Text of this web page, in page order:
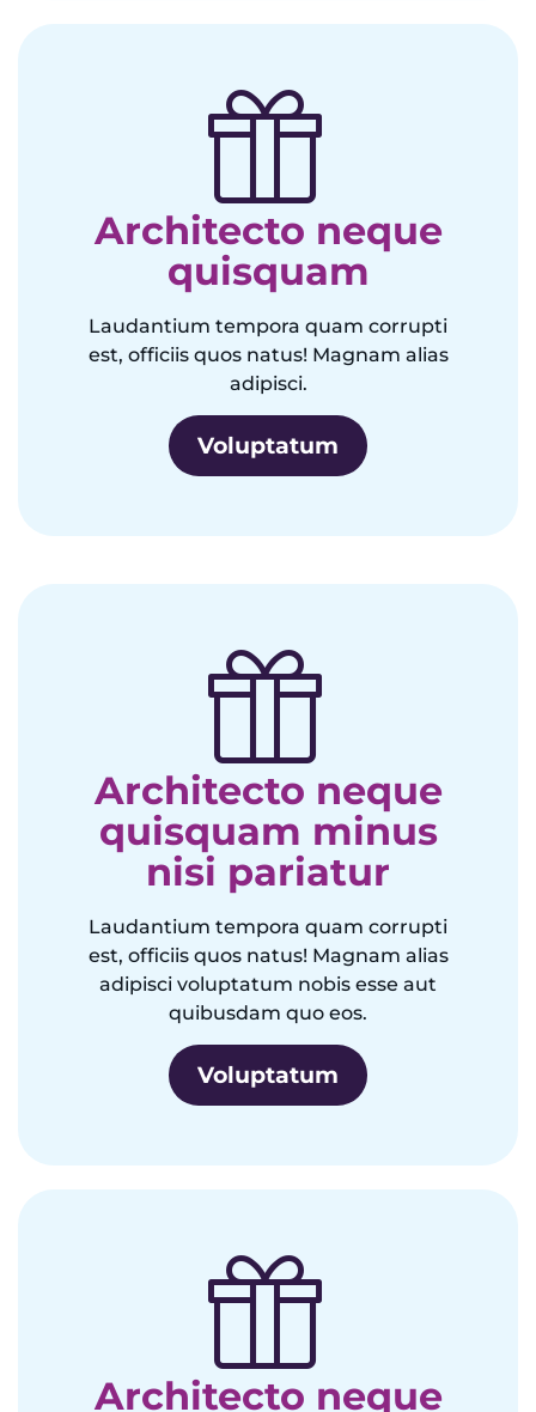
Architecto neque
quisquam
Laudantium tempora quam corrupti
est, officiis quos natus! Magnam alias
adipisci.
Voluptatum
Architecto neque
quisquam minus
nisi pariatur
Laudantium tempora quam corrupti
est, officiis quos natus! Magnam alias
adipisci voluptatum nobis esse aut
quibusdam quo eos.
Voluptatum
Architecto neque